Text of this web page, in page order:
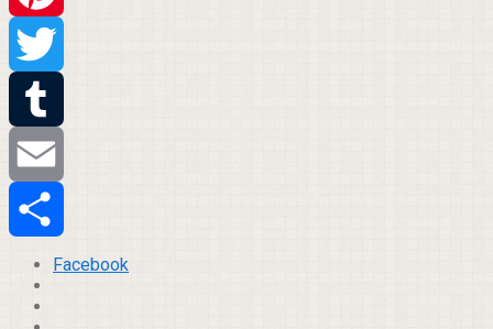
Pinterest
Twitter
Tumblr
Email
Compartilhar
Facebook